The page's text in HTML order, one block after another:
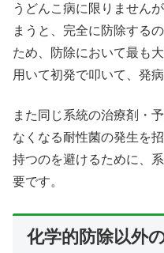
うどんこ病に限りません
まうと、完全に防除する
ため、防除において最も
用いて初発で叩いて、発
また同じ系統の治療剤・
なくなる耐性菌の発生を
持つのを避けるために、
要です。
化学的防除以外